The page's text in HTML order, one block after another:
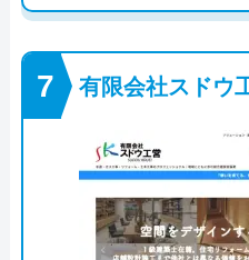
有限会社スドウ